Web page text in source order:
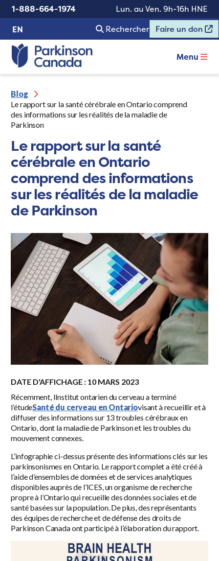
1-888-664-1974
Lun. au Ven. 9h-16h HNE
EN
Rechercher Faire un don
Menu
Blog
Le rapport sur la santé cérébrale en Ontario comprend
des informations sur les réalités de la maladie de
Parkinson
Le rapport sur la santé
cérébrale en Ontario
comprend des informations
sur les réalités de la maladie
de Parkinson
DATE D'AFFICHAGE : 10 MARS 2023
Récemment, lInstitut ontarien du cerveaua terminé
l’étudeSanté du cerveau en Ontariovisant à recueillir et à
diffuser des informations sur 13 troubles cérébraux en
Ontario, dont la maladie de Parkinson et les troubles du
mouvement connexes.
L’infographie ci-dessus présente des informations clés sur les
parkinsonismes en Ontario. Le rapport complet a été créé à
l’aide d’ensembles de données et de services analytiques
disponibles auprès de l’ICES, un organisme de recherche
propre à l’Ontario qui recueille des données sociales et de
santé basées sur la population. De plus, des représentants
des équipes de recherche et de défense des droits de
Parkinson Canada ont participé à l’élaboration du rapport.